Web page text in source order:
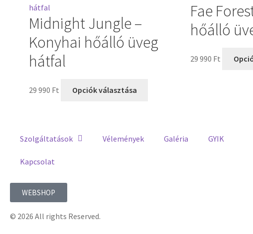
Midnight Jungle –
Konyhai hőálló üveg
hátfal
29 990 Ft Opciók választása
Fae
hőálló
29 990 Ft
Szolgáltatások Vélemények Galéria GYIK
Kapcsolat
WEBSHOP
© 2026 All rights Reserved.